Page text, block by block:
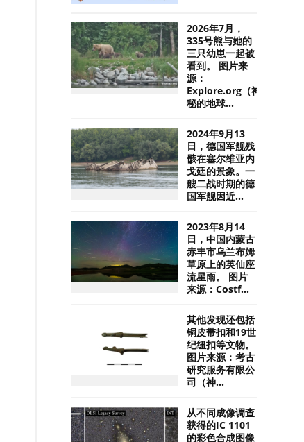
2026年7月，
335号熊与她的
三只幼崽一起被
看到。 图片来
源：
Explore.org（神
秘的地球...
2024年9月13
日，德国军舰残
骸在塞尔维亚内
戈廷的景象。一
艘二战时期的德
国军舰因近...
2023年8月14
日，中国内蒙古
赤丰市乌兰布姆
草原上的英仙座
流星雨。 图片
来源：Costf...
其他发现还包括
铜皮带扣和19世
纪纽扣等文物。
图片来源：考古
研究服务有限公
司（神...
从不同成像调查
获得的IC 1101
的彩色合成图像